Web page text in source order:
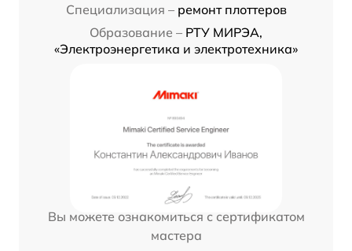
Специализация – ремонт плоттеров
Образование – РТУ МИРЭА,
«Электроэнергетика и электротехника»
Вы можете ознакомиться с сертификатом
мастера